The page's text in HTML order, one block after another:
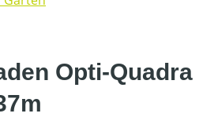
Opti-Quadra